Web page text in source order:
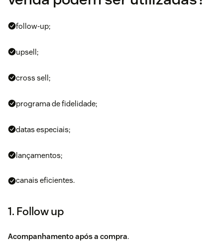
follow-up;
upsell;
cross sell;
programa de fidelidade;
datas especiais;
lançamentos;
canais eficientes.
1. Follow up
Acompanhamento após a compra.